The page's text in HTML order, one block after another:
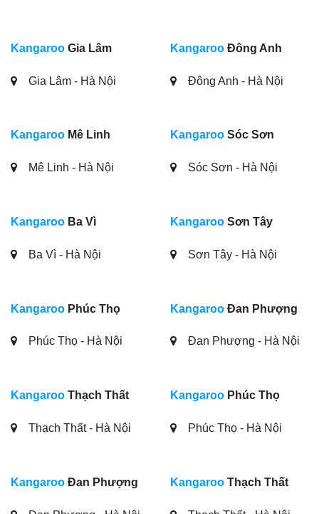
Kangaroo Gia Lâm
Gia Lâm - Hà Nội
Kangaroo Đông Anh
Đông Anh - Hà Nội
Kangaroo Mê Linh
Mê Linh - Hà Nội
Kangaroo Sóc Sơn
Sóc Sơn - Hà Nội
Kangaroo Ba Vì
Ba Vì - Hà Nội
Kangaroo Sơn Tây
Sơn Tây - Hà Nội
Kangaroo Phúc Thọ
Phúc Thọ - Hà Nội
Kangaroo Đan Phượng
Đan Phượng - Hà Nội
Kangaroo Thạch Thất
Thạch Thất - Hà Nội
Kangaroo Phúc Thọ
Phúc Thọ - Hà Nội
Kangaroo Đan Phượng Kangaroo Thạch Thất